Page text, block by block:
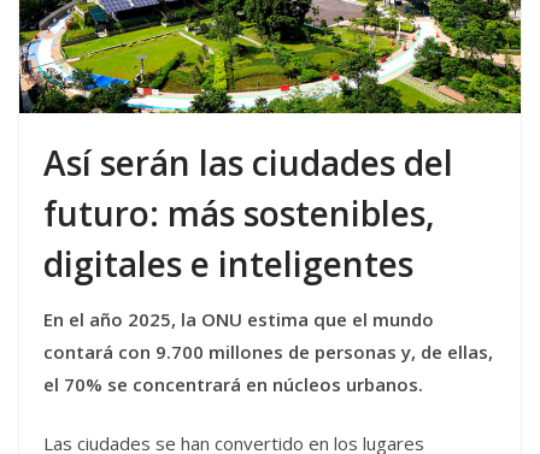
Así serán las ciudades del
futuro: más sostenibles,
digitales e inteligentes
En el año 2025, la ONU estima que el mundo
contará con 9.700 millones de personas y, de ellas,
el 70% se concentrará en núcleos urbanos.
Las ciudades se han convertido en los lugares